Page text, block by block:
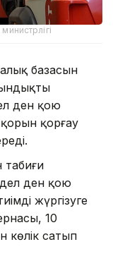
базасын
ден қою
қорғау
табиғи
ден қою
жүргізуге
10
көлік сатып